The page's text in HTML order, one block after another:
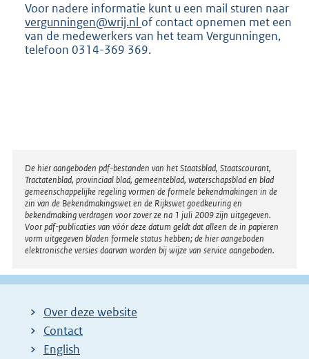
Voor nadere informatie kunt u een mail sturen naar
vergunningen@wrij.nl of contact opnemen met een
van de medewerkers van het team Vergunningen,
telefoon 0314-369 369.
Disclaimer
De hier aangeboden pdf-bestanden van het Staatsblad, Staatscourant,
Tractatenblad, provinciaal blad, gemeenteblad, waterschapsblad en blad
gemeenschappelijke regeling vormen de formele bekendmakingen in de
zin van de Bekendmakingswet en de Rijkswet goedkeuring en
bekendmaking verdragen voor zover ze na 1 juli 2009 zijn uitgegeven.
Voor pdf-publicaties van vóór deze datum geldt dat alleen de in papieren
vorm uitgegeven bladen formele status hebben; de hier aangeboden
elektronische versies daarvan worden bij wijze van service aangeboden.
Over deze website
Contact
English